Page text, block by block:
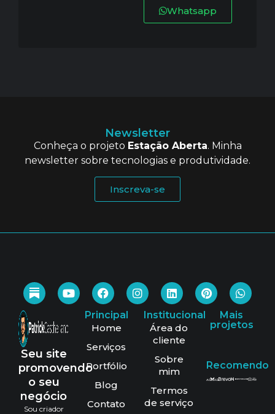
Whatsapp
Newsletter
Conheça o projeto Estação Aberta. Minha
newsletter sobre tecnologias e produtividade.
Inscreva-se
Seu site
promovendo
o seu
negócio
Sou criador
Principal
Home
Serviços
Portfólio
Blog
Contato
Institucional
Área do
cliente
Sobre
mim
Termos
de serviço
Mais
projetos
Recomendo